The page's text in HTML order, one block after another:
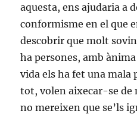
aquesta, ens ajudaria a
conformisme en el que
descobrir que molt
ha persones, amb
vida els ha fet una mala
tot, volen aixecar-se de
no mereixen que se’ls